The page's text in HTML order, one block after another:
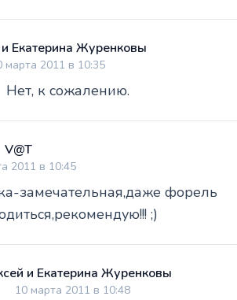
Екатерина Журенковы
марта 2011 в 10:35
Нет, к сожалению.
V@T
2011 в 10:45
замечательная,даже форель
;)
и Екатерина Журенковы
10 марта 2011 в 10:48